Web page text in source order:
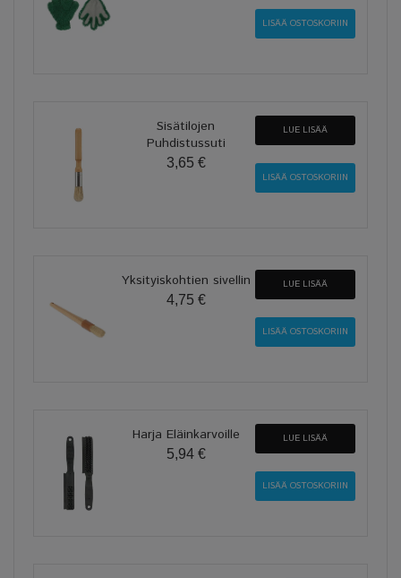
Sisätilojen
Puhdistussuti
3,65 €
LUE LISÄÄ
Yksityiskohtien sivellin
4,75 €
LUE LISÄÄ
Harja Eläinkarvoille
5,94 €
LUE LISÄÄ